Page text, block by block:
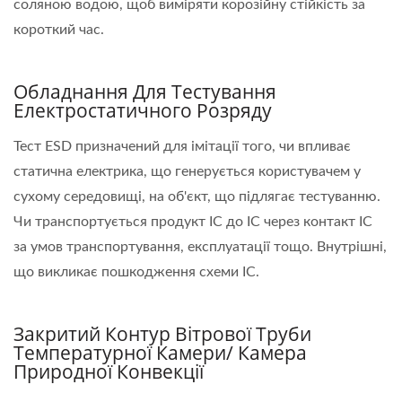
соляною водою, щоб виміряти корозійну стійкість за
короткий час.
Обладнання Для Тестування
Електростатичного Розряду
Тест ESD призначений для імітації того, чи впливає
статична електрика, що генерується користувачем у
сухому середовищі, на об'єкт, що підлягає тестуванню.
Чи транспортується продукт ІС до ІС через контакт ІС
за умов транспортування, експлуатації тощо. Внутрішні,
що викликає пошкодження схеми ІС.
Закритий Контур Вітрової Труби
Температурної Камери/ Камера
Природної Конвекції